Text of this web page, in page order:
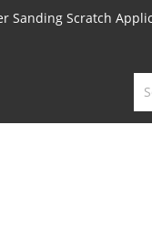
Sanding Scratch